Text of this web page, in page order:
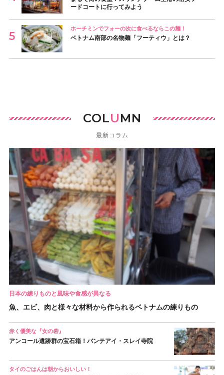
ードコートに行ってみよう
ホーチミンでフォーの次に食べるならこの麺！
ベトナム南部の名物麺「フーティウ」とは？
COLUMN
最新コラム
日本の練りものと風味や食感が異なる
魚、エビ、肉と様々な材料から作られるベトナムの練りもの
赤く優美な『女の砦』
アンコール遺跡群の宝石箱！バンテアイ・スレイ寺院
タイのごはんは朝からおいしい！